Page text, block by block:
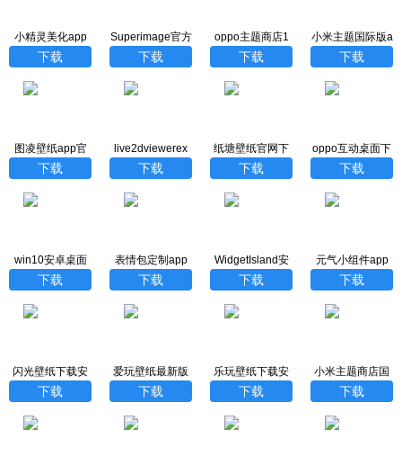
小精灵美化app
免费版
下载
Superimage官方
下载
下载
oppo主题商店1
0.11.0版本下载
下载
小米主题国际版a
pp
下载
图凌壁纸app官
网
下载
live2dviewerex
手机版最新版下
下载
纸塘壁纸官网下
载版
下载
oppo互动桌面下
载官网手机版
下载
win10安卓桌面
最新版下载
下载
表情包定制app
最新版
下载
WidgetIsland安
卓下载
下载
元气小组件app
下载
闪光壁纸下载安
装手机版
下载
爱玩壁纸最新版
下载
乐玩壁纸下载安
装最新版
下载
小米主题商店国
际版
下载